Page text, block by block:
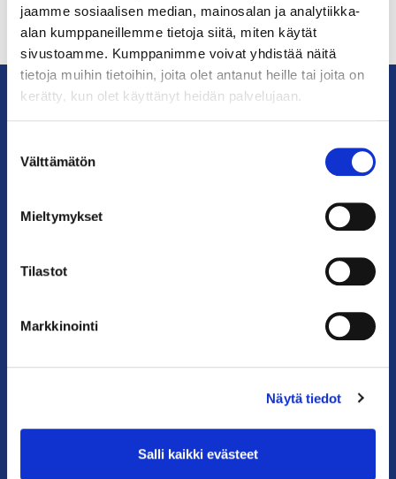
jaamme sosiaalisen median, mainosalan ja analytiikka-
alan kumppaneillemme tietoja siitä, miten käytät
sivustoamme. Kumppanimme voivat yhdistää näitä
tietoja muihin tietoihin, joita olet antanut heille tai joita on
kerätty, kun olet käyttänyt heidän palvelujaan.
valinta
Välttämätön
Mieltymykset
Tilastot
Markkinointi
Näytä tiedot
Salli kaikki evästeet
kauppakamari
YHTEYSTIEDOT
Helsingin toimisto
Anna palautetta >